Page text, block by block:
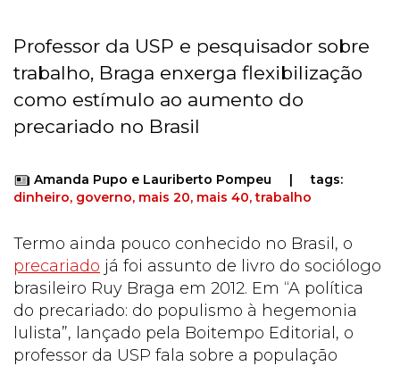
Professor da USP e pesquisador sobre
trabalho, Braga enxerga flexibilização
como estímulo ao aumento do
precariado no Brasil
Amanda Pupo e Lauriberto Pompeu |
tags:
dinheiro, governo, mais 20, mais 40, trabalho
Termo ainda pouco conhecido no Brasil, o
precariado já foi assunto de livro do sociólogo
brasileiro Ruy Braga em 2012. Em “A política
do precariado: do populismo à hegemonia
lulista”, lançado pela Boitempo Editorial, o
professor da USP fala sobre a população